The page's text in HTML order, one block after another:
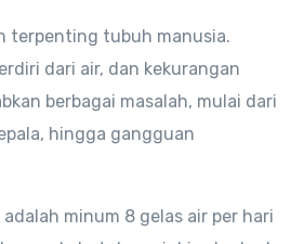
terpenting tubuh manusia.
dari air, dan kekurangan
berbagai masalah, mulai dari
hingga gangguan
minum 8 gelas air per hari